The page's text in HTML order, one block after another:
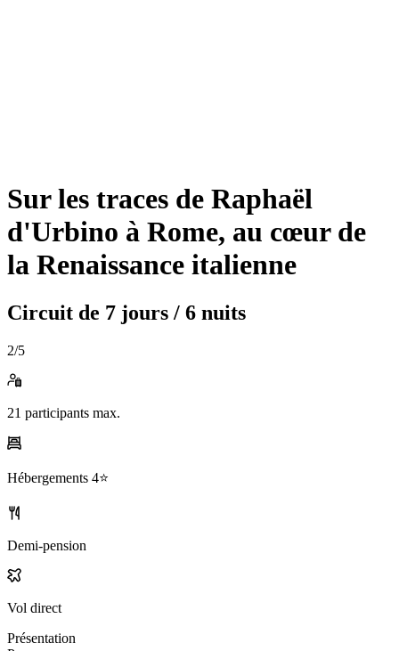
Sur les traces de Raphaël
d'Urbino à Rome, au cœur de
la Renaissance italienne
Circuit de 7 jours / 6 nuits
2/5
21 participants max.
Hébergements 4⭐️
Demi-pension
Vol direct
Présentation